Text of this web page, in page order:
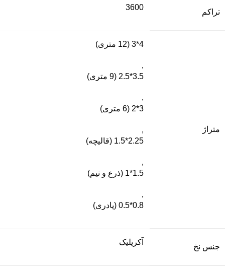
تراکم
3600
متراژ
4*3 (12 متری)
,
3.5*2.5 (9 متری)
,
3*2 (6 متری)
,
2.25*1.5 (قالیچه)
,
1.5*1 (ذرع و نیم)
,
0.8*0.5 (پادری)
جنس نخ
آکریلیک